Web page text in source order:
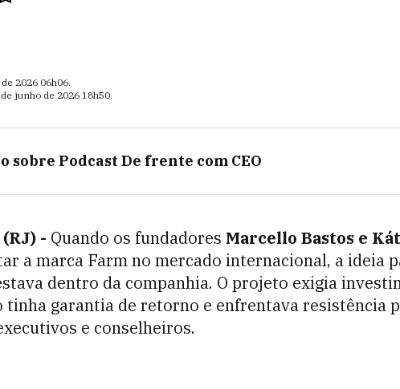
2026 06h06.
junho de 2026 18h50.
sobre Podcast De frente com CEO
- Quando os fundadores Marcello Bastos e
a marca Farm no mercado internacional, a ideia
dentro da companhia. O projeto exigia
tinha garantia de retorno e enfrentava resistência
e conselheiros.